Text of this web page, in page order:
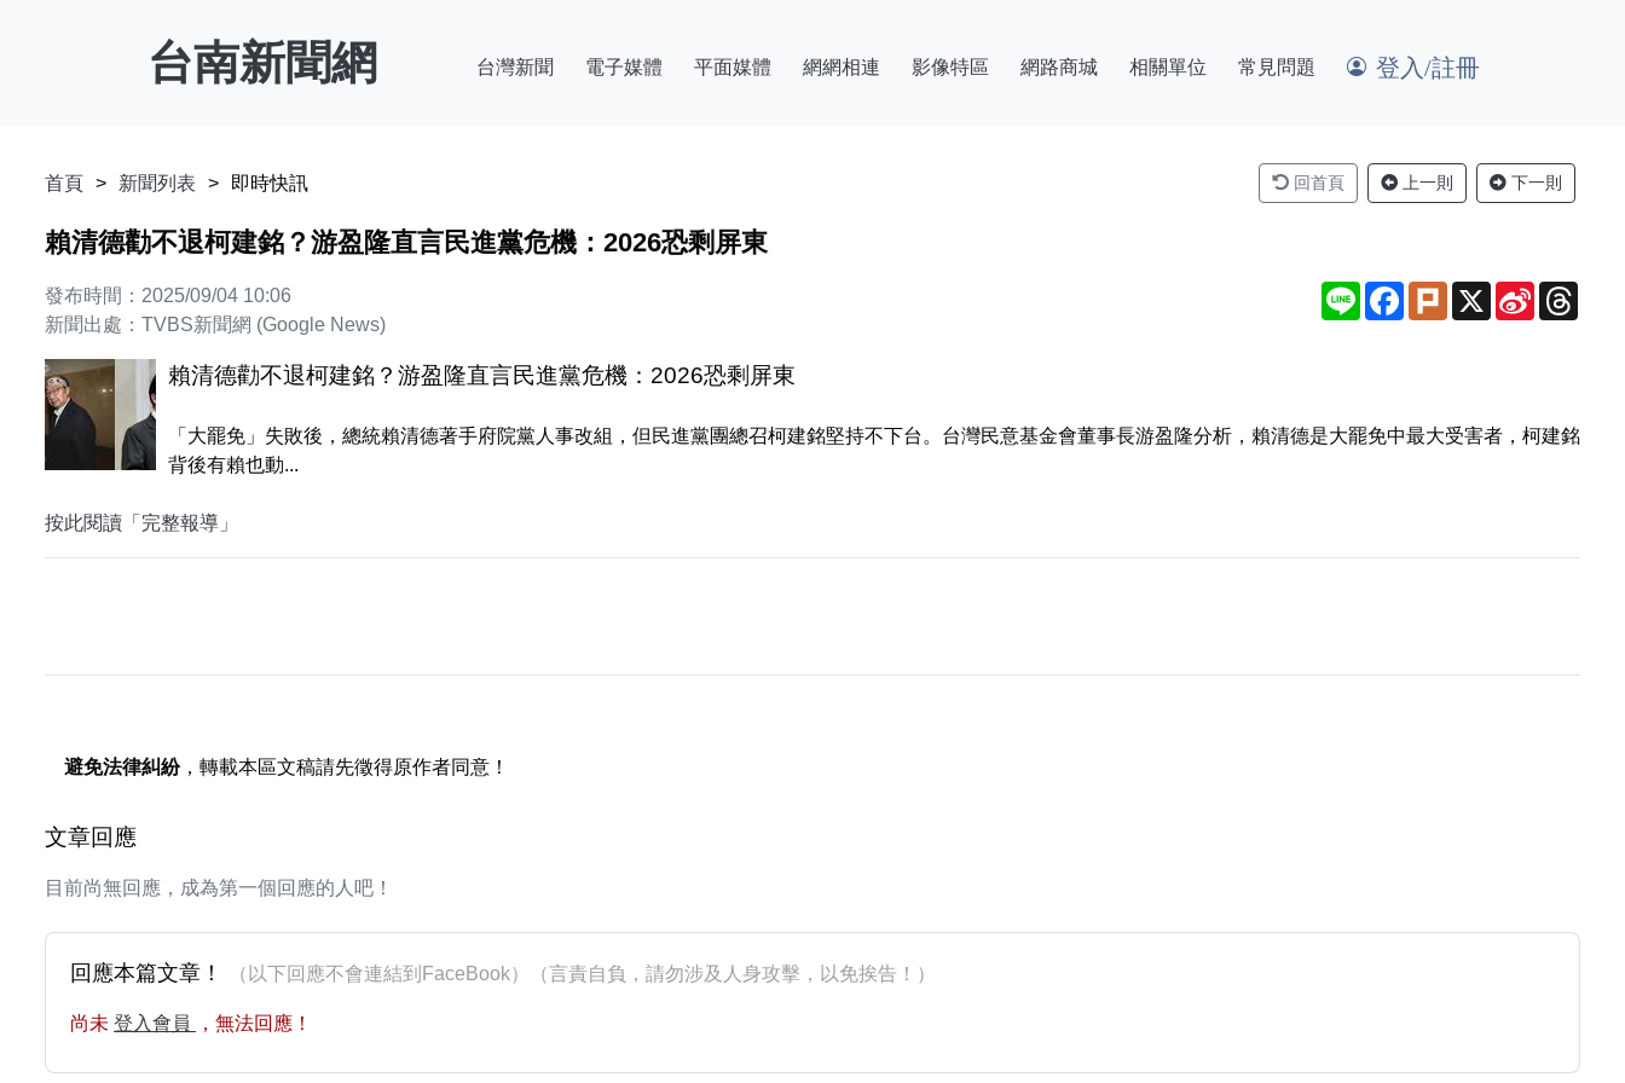
台南新聞網 台灣新聞 電子媒體 平面媒體 網網相連 影像特區 網路商城 相關單位 常見問題 登入/註冊
首頁 新聞列表 即時快訊 回首頁 上一則 下一則
賴清德勸不退柯建銘？游盈隆直言民進黨危機：2026恐剩屏東
發布時間：2025/09/04 10:06
新聞出處：TVBS新聞網 (Google News)
Line Facebook
Plurk X
Sina
Weibo
賴清德勸不退柯建銘？游盈隆直言民進黨危機：2026恐剩屏東
「大罷免」失敗後，總統賴清德著手府院黨人事改組，但民進黨團總召柯建銘堅持不下台。台灣民意基金會董事長游盈隆分析，賴清德是大罷免中最大受害者，柯建銘
背後有賴也動...
按此閱讀「完整報導」
避免法律糾紛，轉載本區文稿請先徵得原作者同意！
文章回應
目前尚無回應，成為第一個回應的人吧！
回應本篇文章！ （以下回應不會連結到FaceBook）（言責自負，請勿涉及人身攻擊，以免挨告！）
尚未 登入會員 ，無法回應！